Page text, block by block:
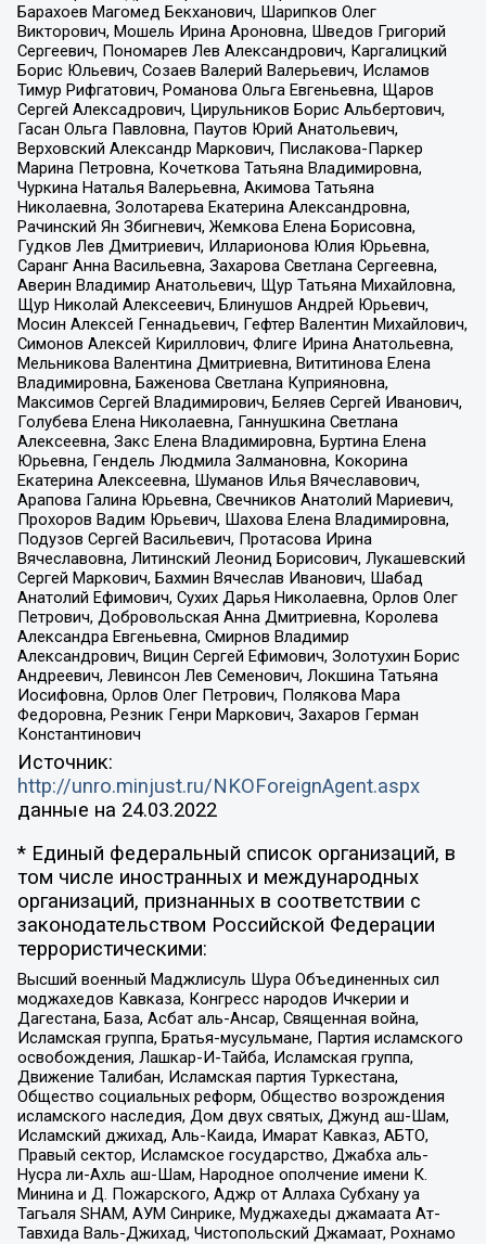
Барахоев Магомед Бекханович, Шарипков Олег
Викторович, Мошель Ирина Ароновна, Шведов Григорий
Сергеевич, Пономарев Лев Александрович, Каргалицкий
Борис Юльевич, Созаев Валерий Валерьевич, Исламов
Тимур Рифгатович, Романова Ольга Евгеньевна, Щаров
Сергей Алексадрович, Цирульников Борис Альбертович,
Гасан Ольга Павловна, Паутов Юрий Анатольевич,
Верховский Александр Маркович, Пислакова-Паркер
Марина Петровна, Кочеткова Татьяна Владимировна,
Чуркина Наталья Валерьевна, Акимова Татьяна
Николаевна, Золотарева Екатерина Александровна,
Рачинский Ян Збигневич, Жемкова Елена Борисовна,
Гудков Лев Дмитриевич, Илларионова Юлия Юрьевна,
Саранг Анна Васильевна, Захарова Светлана Сергеевна,
Аверин Владимир Анатольевич, Щур Татьяна Михайловна,
Щур Николай Алексеевич, Блинушов Андрей Юрьевич,
Мосин Алексей Геннадьевич, Гефтер Валентин Михайлович,
Симонов Алексей Кириллович, Флиге Ирина Анатольевна,
Мельникова Валентина Дмитриевна, Вититинова Елена
Владимировна, Баженова Светлана Куприяновна,
Максимов Сергей Владимирович, Беляев Сергей Иванович,
Голубева Елена Николаевна, Ганнушкина Светлана
Алексеевна, Закс Елена Владимировна, Буртина Елена
Юрьевна, Гендель Людмила Залмановна, Кокорина
Екатерина Алексеевна, Шуманов Илья Вячеславович,
Арапова Галина Юрьевна, Свечников Анатолий Мариевич,
Прохоров Вадим Юрьевич, Шахова Елена Владимировна,
Подузов Сергей Васильевич, Протасова Ирина
Вячеславовна, Литинский Леонид Борисович, Лукашевский
Сергей Маркович, Бахмин Вячеслав Иванович, Шабад
Анатолий Ефимович, Сухих Дарья Николаевна, Орлов Олег
Петрович, Добровольская Анна Дмитриевна, Королева
Александра Евгеньевна, Смирнов Владимир
Александрович, Вицин Сергей Ефимович, Золотухин Борис
Андреевич, Левинсон Лев Семенович, Локшина Татьяна
Иосифовна, Орлов Олег Петрович, Полякова Мара
Федоровна, Резник Генри Маркович, Захаров Герман
Константинович
Источник:
http://unro.minjust.ru/NKOForeignAgent.aspx
данные на 24.03.2022
* Единый федеральный список организаций, в
том числе иностранных и международных
организаций, признанных в соответствии с
законодательством Российской Федерации
террористическими:
Высший военный Маджлисуль Шура Объединенных сил
моджахедов Кавказа, Конгресс народов Ичкерии и
Дагестана, База, Асбат аль-Ансар, Священная война,
Исламская группа, Братья-мусульмане, Партия исламского
освобождения, Лашкар-И-Тайба, Исламская группа,
Движение Талибан, Исламская партия Туркестана,
Общество социальных реформ, Общество возрождения
исламского наследия, Дом двух святых, Джунд аш-Шам,
Исламский джихад, Аль-Каида, Имарат Кавказ, АБТО,
Правый сектор, Исламское государство, Джабха аль-
Нусра ли-Ахль аш-Шам, Народное ополчение имени К.
Минина и Д. Пожарского, Аджр от Аллаха Субхану уа
Тагьаля SHAM, АУМ Синрике, Муджахеды джамаата Ат-
Тавхида Валь-Джихад, Чистопольский Джамаат, Рохнамо